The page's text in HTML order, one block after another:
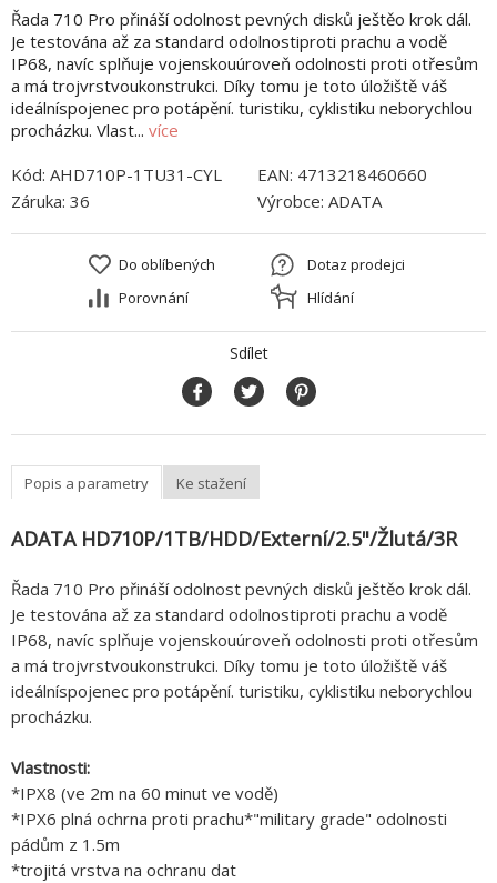
Řada 710 Pro přináší odolnost pevných disků ještěo krok dál.
Je testována až za standard odolnostiproti prachu a vodě
IP68, navíc splňuje vojenskouúroveň odolnosti proti otřesům
a má trojvrstvoukonstrukci. Díky tomu je toto úložiště váš
ideálníspojenec pro potápění. turistiku, cyklistiku neborychlou
procházku. Vlast... více
Kód: AHD710P-1TU31-CYL EAN: 4713218460660
Záruka: 36 Výrobce: ADATA
Do oblíbených
Porovnání
Dotaz prodejci
Hlídání
Sdílet
Popis a parametry Ke stažení
ADATA HD710P/1TB/HDD/Externí/2.5"/Žlutá/3R
Řada 710 Pro přináší odolnost pevných disků ještěo krok dál.
Je testována až za standard odolnostiproti prachu a vodě
IP68, navíc splňuje vojenskouúroveň odolnosti proti otřesům
a má trojvrstvoukonstrukci. Díky tomu je toto úložiště váš
ideálníspojenec pro potápění. turistiku, cyklistiku neborychlou
procházku.
Vlastnosti:
*IPX8 (ve 2m na 60 minut ve vodě)
*IPX6 plná ochrna proti prachu*"military grade" odolnosti
pádům z 1.5m
*trojitá vrstva na ochranu dat